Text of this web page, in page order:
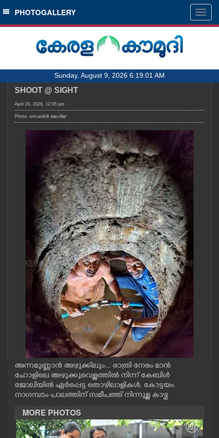
SECTIONS
HOME
NOTIFIED NEWS
KERALA
OBITUARY
NEWS 360
CASE DIARY
CINEMA
OPINION
PHOTOS
SPIRITUAL
INFO+
ART
PHOTOGALLERY
Sunday, August 9, 2026 6:19:01 AM
SHOOT @ SIGHT
April 29, 2026, 12:05 pm
Photo: സെബിൻ ജോർജ്
അന്നമുണ്ണാൻ അഴുക്കിലും... രാത്രി നേരം മാൻ
ഹോളിലെ അഴുക്കുവെള്ളത്തിൽ നിന്ന് കേബിൾ
ജോലിയിൽ ഏർപ്പെട്ട തൊഴിലാളികൾ. കോട്ടയം
നാഗമ്പടം പാലത്തിന് സമീപത്ത് നിന്നുള്ള കാഴ്ച
MORE PHOTOS